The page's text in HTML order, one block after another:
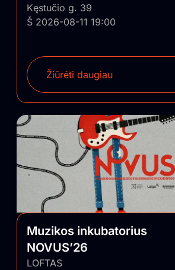
Kęstučio g. 39
Š 2026-08-11 19:00
Žiūrėti daugiau
Muzikos inkubatorius
NOVUS’26
LOFTAS